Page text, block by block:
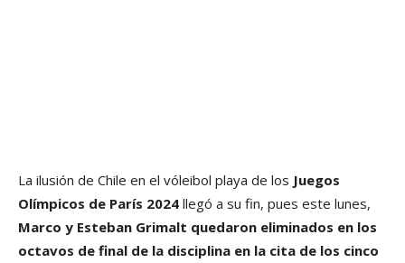
La ilusión de Chile en el vóleibol playa de los Juegos
Olímpicos de París 2024 llegó a su fin, pues este lunes,
Marco y Esteban Grimalt quedaron eliminados en los
octavos de final de la disciplina en la cita de los cinco